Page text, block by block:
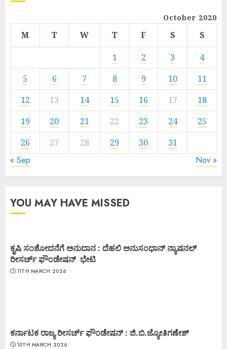
October 2020
M T W T F S
S
1
2 3
4
5
6 7 8 9 10
11
12
13 14 15 16 17
18
19
20 21 22 23 24
25
26
27 28 29 30 31
« Sep Nov »
YOU MAY HAVE MISSED
ಕೃಷಿ ಸಂಶೋದನೆಗೆ ಅನುದಾನ : ದೆಹಲಿ ಅನುಸಂಧಾನ್ ನ್ಯಾಷನಲ್
ರೀಸರ್ಚ್ ಫೌಂಡೇಷನ್ ಭೇಟಿ
11TH MARCH 2026
ಕರ್ನಾಟಕ ರಾಜ್ಯ ರೀಸರ್ಚ್ ಫೌಂಡೇಷನ್ : ಜಿ.ಬಿ.ಜ್ಯೋತಿಗಣೇಶ್
10TH MARCH 2026